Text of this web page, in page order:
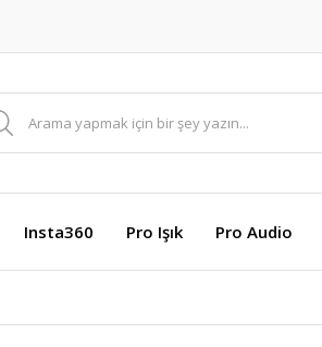
Insta360 Pro Işık Pro Audio